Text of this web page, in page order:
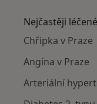
Nejčastěji
Chřipka v Praze
Angína v Praze
Arteriální